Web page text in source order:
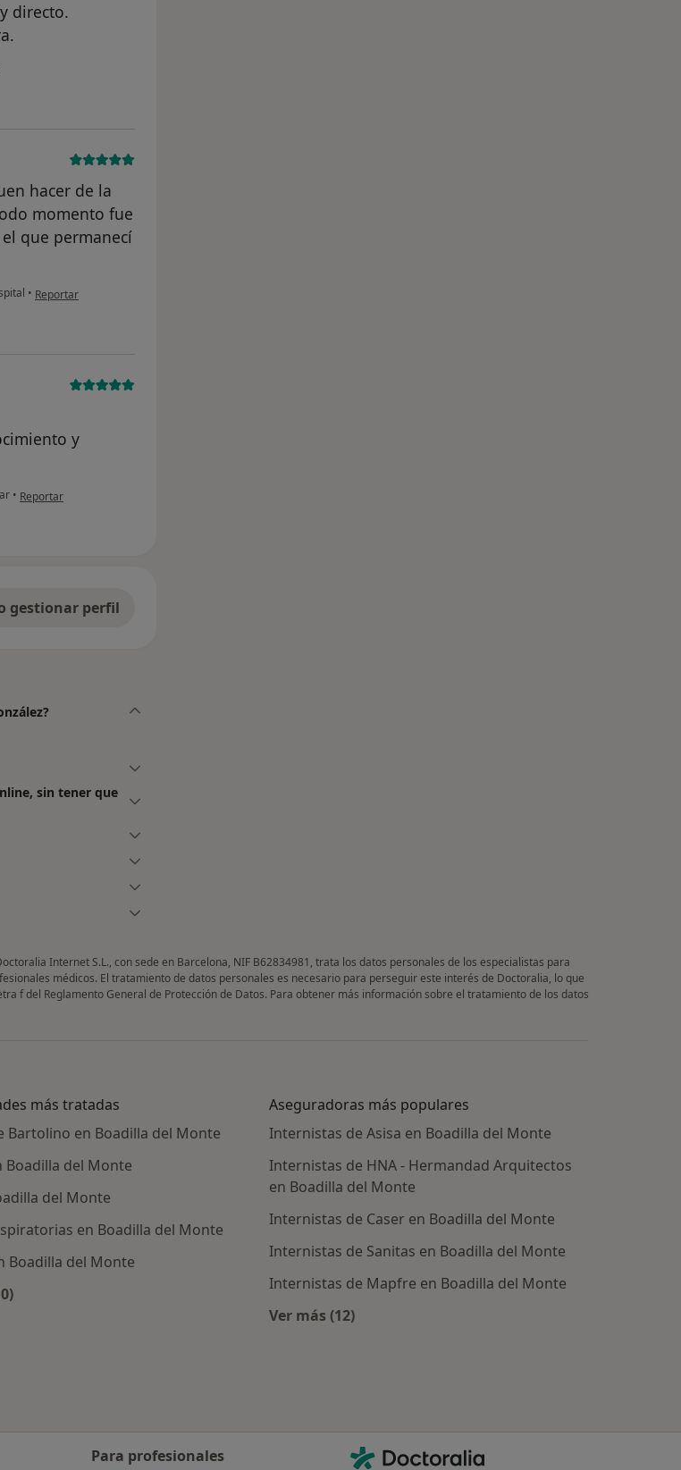
directo.
del usuario Adela Herranz Luna
hacer de la
momento fue
que permanecí
• en opinión del usuario Cuenta eliminada
Reportar
y
• en opinión del usuario Cuenta eliminada
Reportar
gestionar perfil
sin tener que
Internet S.L., con sede en Barcelona, NIF B62834981, trata los datos personales de los especialistas para
médicos. El tratamiento de datos personales es necesario para perseguir este interés de Doctoralia, lo que
f del Reglamento General de Protección de Datos. Para obtener más información sobre el tratamiento de los datos
más tratadas
Bartolino en Boadilla del Monte
Boadilla del Monte
del Monte
en Boadilla del Monte
Boadilla del Monte
en esta categoría: Enfermedades más tratadas
Aseguradoras más populares
Internistas de Asisa en Boadilla del Monte
Internistas de HNA - Hermandad Arquitectos
en Boadilla del Monte
Internistas de Caser en Boadilla del Monte
Internistas de Sanitas en Boadilla del Monte
Internistas de Mapfre en Boadilla del Monte
Ver más (12)
Para profesionales Contacto
Doctoralia - Página de inicio